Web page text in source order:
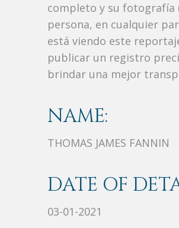
completo y su fotografía
persona, en cualquier
está viendo este
publicar un registro
brindar una mejor
NAME:
THOMAS JAMES FANNIN
DATE OF
03-01-2021